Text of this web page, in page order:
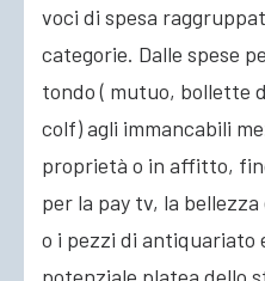
voci di spesa
categorie. Dalle spese
tondo ( mutuo, bollette
colf) agli immancabili
proprietà o in affitto,
per la pay tv, la
o i pezzi di antiquariato